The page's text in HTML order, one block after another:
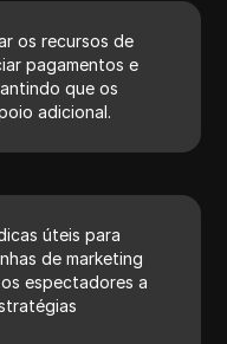
os recursos de
pagamentos e
que os
adicional.
úteis para
de marketing
espectadores a